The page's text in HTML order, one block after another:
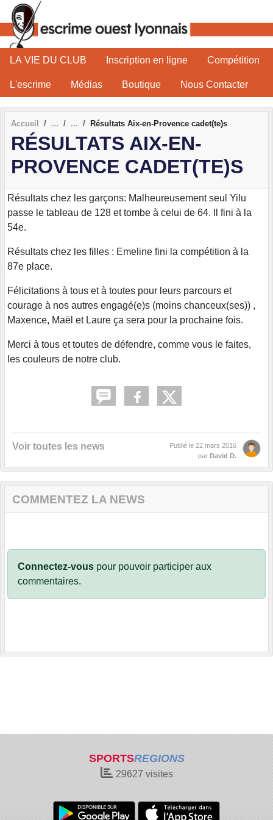
LA VIE DU CLUB Inscription en ligne Compétition
L'escrime Médias Boutique Nous Contacter
Accueil Résultats Aix-en-Provence cadet(te)s
RÉSULTATS AIX-EN-
PROVENCE CADET(TE)S
Résultats chez les garçons: Malheureusement seul Yilu
passe le tableau de 128 et tombe à celui de 64. Il fini à la
54e.
Résultats chez les filles : Emeline fini la compétition à la
87e place.
Félicitations à tous et à toutes pour leurs parcours et
courage à nos autres engagé(e)s (moins chanceux(ses)) ,
Maxence, Maël et Laure ça sera pour la prochaine fois.
Merci à tous et toutes de défendre, comme vous le faites,
les couleurs de notre club.
Voir toutes les news Publié le 22 mars 2016
par David D.
COMMENTEZ LA NEWS
Connectez-vous pour pouvoir participer aux
commentaires.
SPORTSREGIONS
29627 visites
Panneau de gestion des cookies